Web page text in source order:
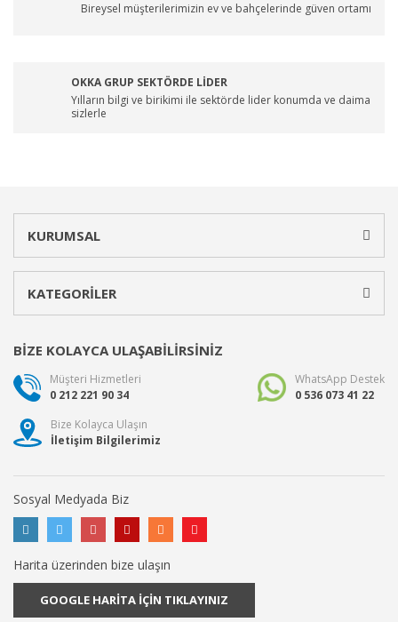
Bireysel müşterilerimizin ev ve bahçelerinde güven ortamı
OKKA GRUP SEKTÖRDE LİDER
Yılların bilgi ve birikimi ile sektörde lider konumda ve daima
sizlerle
KURUMSAL
KATEGORİLER
BİZE KOLAYCA ULAŞABİLİRSİNİZ
Müşteri Hizmetleri
0 212 221 90 34
WhatsApp Destek
0 536 073 41 22
Bize Kolayca Ulaşın
İletişim Bilgilerimiz
Sosyal Medyada Biz
Harita üzerinden bize ulaşın
GOOGLE HARİTA İÇİN TIKLAYINIZ